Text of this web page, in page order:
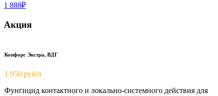
1 888₽
Акция
Копфорс Экстра, ВДГ
1 950 руб/л
Фунгицид контактного и локально-системного действия для